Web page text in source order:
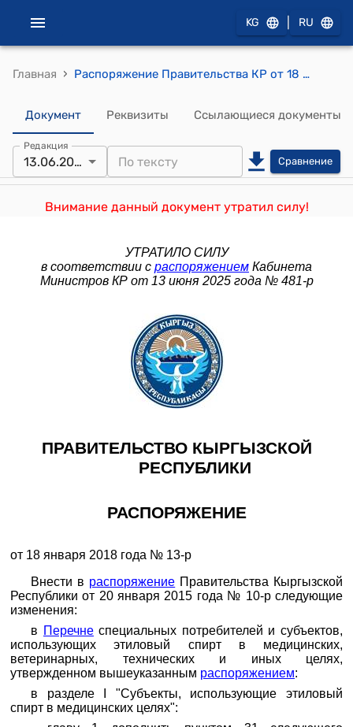
KG RU
Главная › Распоряжение Правительства КР от 18 января 2018 года № 13-р "О внесении в распоряжение Правительства Кыргызской Республики от 20 января 2015 года № 10-р изменений"
Документ Реквизиты Ссылающиеся документы
Редакция
13.06.2025 Сравнение
Внимание данный документ утратил силу!